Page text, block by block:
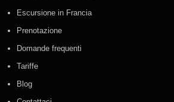
Escursione in Francia
Prenotazione
Domande frequenti
Tariffe
Blog